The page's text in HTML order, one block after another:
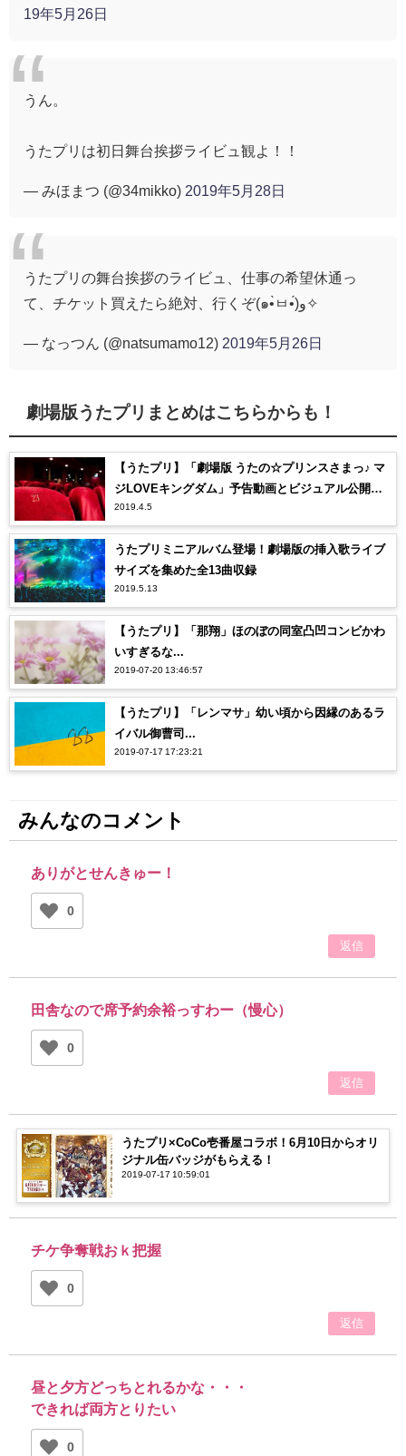
19年5月26日
うん。
うたプリは初日舞台挨拶ライビュ観よ！！
— みほまつ (@34mikko) 2019年5月28日
うたプリの舞台挨拶のライビュ、仕事の希望休通っ
て、チケット買えたら絶対、行くぞ(๑•̀ㅂ•́)و✧
— なっつん (@natsumamo12) 2019年5月26日
劇場版うたプリまとめはこちらからも！
【うたプリ】「劇場版 うたの☆プリンスさまっ♪ マ
ジLOVEキングダム」予告動画とビジュアル公開！
怒涛の更新に追いつかないんだがｗｗ【うたのっ☆
プリンスさま♪】
2019.4.5
うたプリミニアルバム登場！劇場版の挿入歌ライブ
サイズを集めた全13曲収録
2019.5.13
【うたプリ】「那翔」ほのぼの同室凸凹コンビかわ
いすぎるな...
2019-07-20 13:46:57
【うたプリ】「レンマサ」幼い頃から因縁のあるラ
イバル御曹司...
2019-07-17 17:23:21
みんなのコメント
ありがとせんきゅー！
0
返信
田舎なので席予約余裕っすわー（慢心）
0
返信
うたプリ×CoCo壱番屋コラボ！6月10日からオリ
ジナル缶バッジがもらえる！
2019-07-17 10:59:01
チケ争奪戦おｋ把握
0
返信
昼と夕方どっちとれるかな・・・
できれば両方とりたい
0